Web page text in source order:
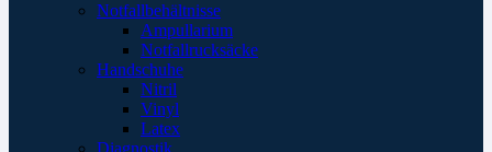
Notfallbehältnisse
Ampullarium
Notfallrucksäcke
Handschuhe
Nitril
Vinyl
Latex
Diagnostik